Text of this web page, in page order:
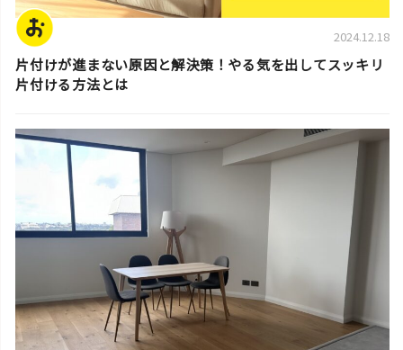
2024.12.18
片付けが進まない原因と解決策！やる気を出してスッキリ
片付ける方法とは
片付けの基本